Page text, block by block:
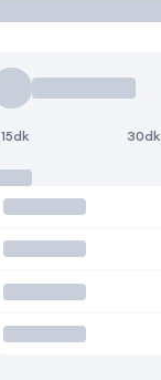
15dk 30dk